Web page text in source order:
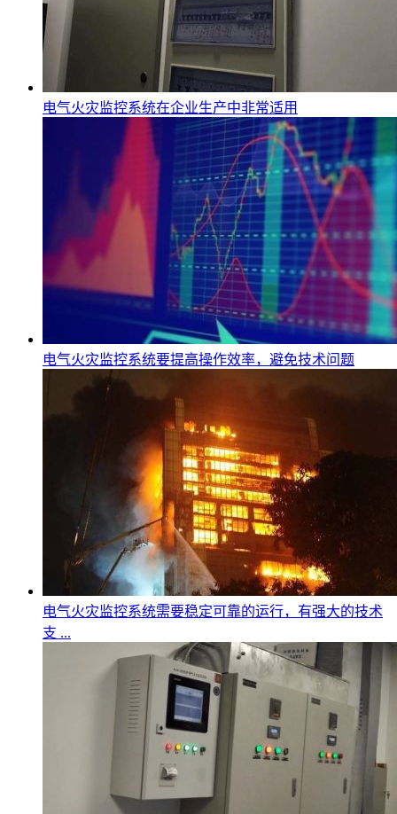
电气火灾监控系统在企业生产中非常适用
电气火灾监控系统要提高操作效率，避免技术问题
电气火灾监控系统需要稳定可靠的运行，有强大的技术
支 ...